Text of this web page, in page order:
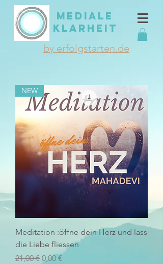
MEDIALE
KLARHEIT
by erfolgstarten.de
NEW
Meditation :öffne dein Herz und lass
die Liebe fliessen
Prezzo regolare
21,00 € Prezzo scontato
0,00 €